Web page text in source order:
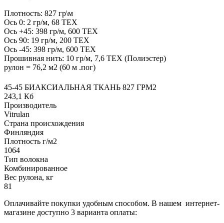
Плотность: 827 гр\м
Ось 0: 2 гр/м, 68 ТЕХ
Ось +45: 398 гр/м, 600 ТЕХ
Ось 90: 19 гр/м, 200 ТЕХ
Ось -45: 398 гр/м, 600 ТЕХ
Прошивная нить: 10 гр/м, 7,6 ТЕХ (Полиэстер)
рулон = 76,2 м2 (60 м .пог)
45-45 БИАКСИАЛЬНАЯ ТКАНЬ 827 ГРМ2
243,1 Кб
Производитель
Vitrulan
Страна происхождения
Финляндия
Плотность г/м2
1064
Тип волокна
Комбинированное
Вес рулона, кг
81
Оплачивайте покупки удобным способом. В нашем интернет-
магазине доступно 3 варианта оплаты: